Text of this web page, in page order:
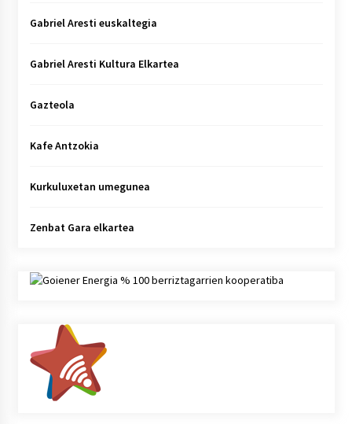
Gabriel Aresti euskaltegia
Gabriel Aresti Kultura Elkartea
Gazteola
Kafe Antzokia
Kurkuluxetan umegunea
Zenbat Gara elkartea